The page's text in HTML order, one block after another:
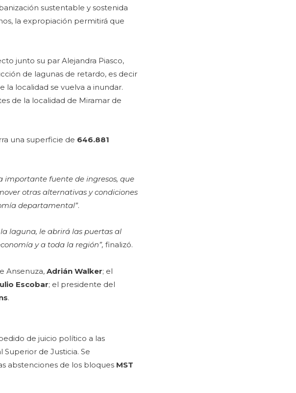
sustentable y sostenida
la expropiación permitirá que
junto su par Alejandra Piasco,
de lagunas de retardo, es decir
la localidad se vuelva a inundar.
de la localidad de Miramar de
una superficie de 646.881
importante fuente de ingresos, que
otras alternativas y condiciones
departamental”.
laguna, le abrirá las puertas al
y a toda la región”,finalizó.
Ansenuza,Adrián Walker; el
Escobar; el presidente del
.
de juicio político a las
Superior de Justicia. Se
abstenciones de los bloques MST